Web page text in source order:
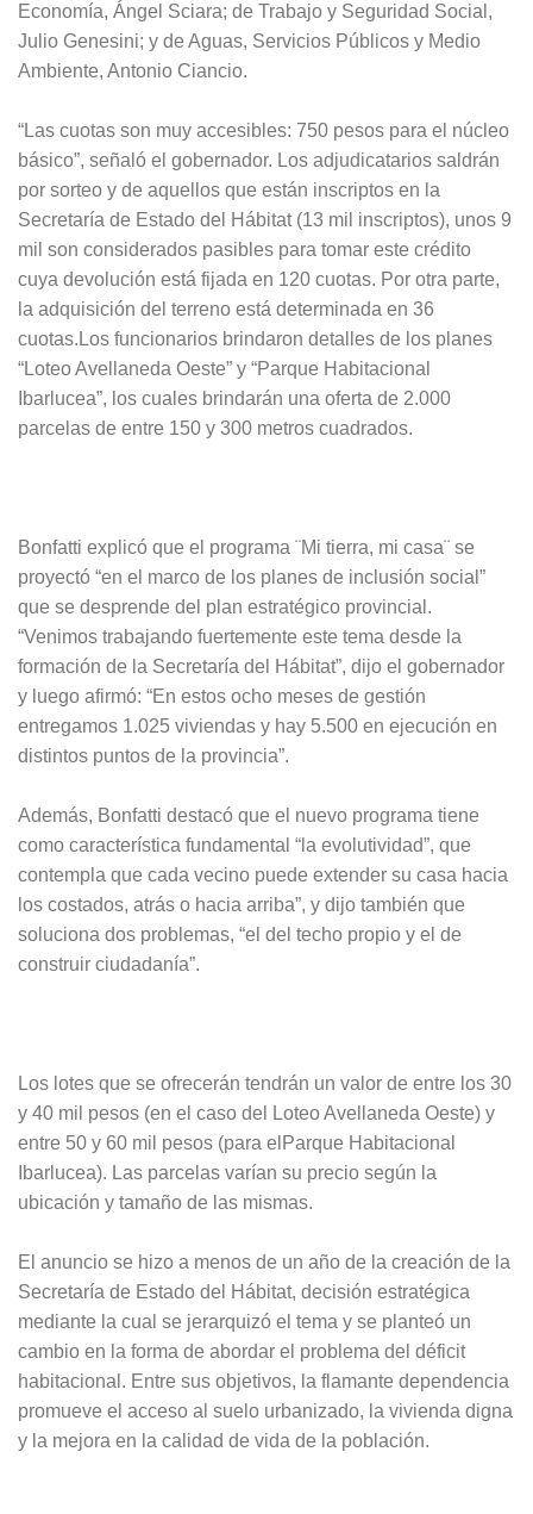
Economía, Ángel Sciara; de Trabajo y Seguridad Social,
Julio Genesini; y de Aguas, Servicios Públicos y Medio
Ambiente, Antonio Ciancio.
“Las cuotas son muy accesibles: 750 pesos para el núcleo
básico”, señaló el gobernador. Los adjudicatarios saldrán
por sorteo y de aquellos que están inscriptos en la
Secretaría de Estado del Hábitat (13 mil inscriptos), unos 9
mil son considerados pasibles para tomar este crédito
cuya devolución está fijada en 120 cuotas. Por otra parte,
la adquisición del terreno está determinada en 36
cuotas.Los funcionarios brindaron detalles de los planes
“Loteo Avellaneda Oeste” y “Parque Habitacional
Ibarlucea”, los cuales brindarán una oferta de 2.000
parcelas de entre 150 y 300 metros cuadrados.
Bonfatti explicó que el programa ¨Mi tierra, mi casa¨ se
proyectó “en el marco de los planes de inclusión social”
que se desprende del plan estratégico provincial.
“Venimos trabajando fuertemente este tema desde la
formación de la Secretaría del Hábitat”, dijo el gobernador
y luego afirmó: “En estos ocho meses de gestión
entregamos 1.025 viviendas y hay 5.500 en ejecución en
distintos puntos de la provincia”.
Además, Bonfatti destacó que el nuevo programa tiene
como característica fundamental “la evolutividad”, que
contempla que cada vecino puede extender su casa hacia
los costados, atrás o hacia arriba”, y dijo también que
soluciona dos problemas, “el del techo propio y el de
construir ciudadanía”.
Los lotes que se ofrecerán tendrán un valor de entre los 30
y 40 mil pesos (en el caso del Loteo Avellaneda Oeste) y
entre 50 y 60 mil pesos (para elParque Habitacional
Ibarlucea). Las parcelas varían su precio según la
ubicación y tamaño de las mismas.
El anuncio se hizo a menos de un año de la creación de la
Secretaría de Estado del Hábitat, decisión estratégica
mediante la cual se jerarquizó el tema y se planteó un
cambio en la forma de abordar el problema del déficit
habitacional. Entre sus objetivos, la flamante dependencia
promueve el acceso al suelo urbanizado, la vivienda digna
y la mejora en la calidad de vida de la población.